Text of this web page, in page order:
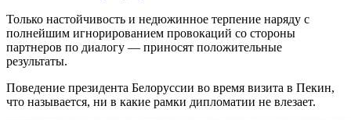
Только настойчивость и недюжинное терпение наряду с
полнейшим игнорированием провокаций со стороны
партнеров по диалогу — приносят положительные
результаты.
Поведение президента Белоруссии во время визита в Пекин,
что называется, ни в какие рамки дипломатии не влезает.